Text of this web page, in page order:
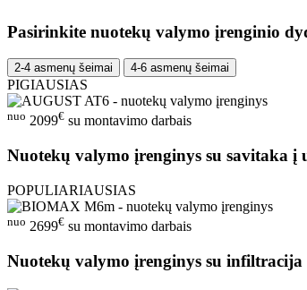
Pasirinkite nuotekų valymo įrenginio
2-4 asmenų šeimai 4-6 asmenų šeimai
PIGIAUSIAS
nuo 2099€ su montavimo darbais
Nuotekų valymo įrenginys su savitaka į
POPULIARIAUSIAS
nuo 2699€ su montavimo darbais
Nuotekų valymo įrenginys su